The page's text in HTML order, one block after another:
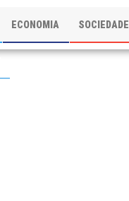
ECONOMIA SOCIEDADE